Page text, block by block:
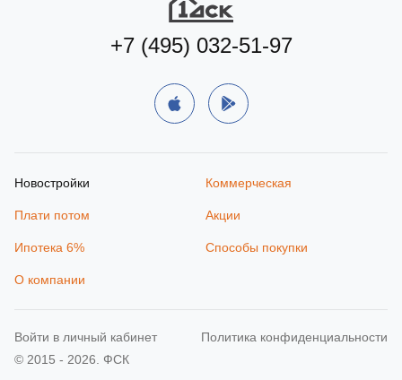
+7 (495) 032-51-97
Новостройки Коммерческая
Плати потом Акции
Ипотека 6% Способы покупки
О компании
© 2015 - 2026. ФСК
Политика конфиденциальности
Войти в личный кабинет